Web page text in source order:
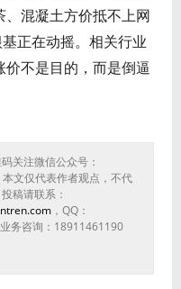
混凝土方价抵不上网
正在动摇。相关行业
不是目的，而是倒逼
关注微信公众号：
本文仅代表作者观点，不代
稿请联系：
，QQ：
业务咨询：18911461190